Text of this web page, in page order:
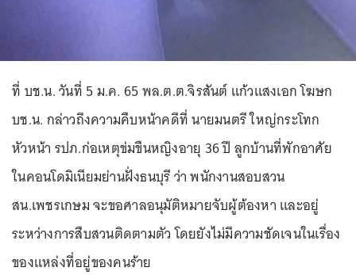
ที่ บช.น. วันที่ 5 ม.ค. 65 พล.ต.ต.จิรสันต์ แก้วแสงเอก โฆษก
บช.น. กล่าวถึงความคืบหน้าคดีที่ นายมนตรี ใหญ่กระโทก
หัวหน้า รปภ.ก่อเหตุข่มขืนหญิงอายุ 36 ปี ลูกบ้านที่พักอาศัย
ในคอนโดมิเนียมย่านฝั่งธนบุรี ว่า พนักงานสอบสวน
สน.เพชรเกษม จะขอศาลอนุมัติหมายจับผู้ต้องหา และอยู่
ระหว่างการสืบสวนติดตามตัว โดยยังไม่มีความชัดเจนในเรื่อง
ของแหล่งที่อยู่ของคนร้าย